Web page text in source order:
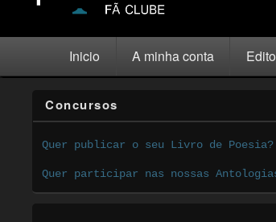
Inicio A minha conta
Concursos
Quer publicar o seu Livro de Poesia?
Quer participar nas nossas